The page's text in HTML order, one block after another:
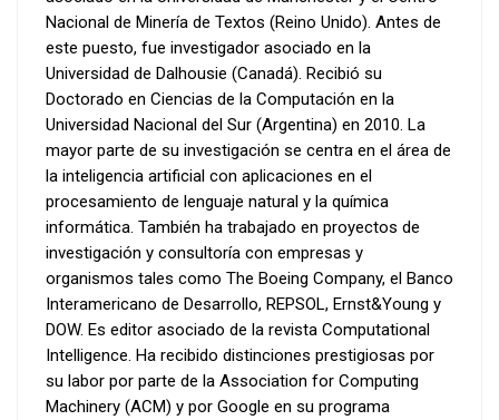
Nacional de Minería de Textos (Reino Unido). Antes de
este puesto, fue investigador asociado en la
Universidad de Dalhousie (Canadá). Recibió su
Doctorado en Ciencias de la Computación en la
Universidad Nacional del Sur (Argentina) en 2010. La
mayor parte de su investigación se centra en el área de
la inteligencia artificial con aplicaciones en el
procesamiento de lenguaje natural y la química
informática. También ha trabajado en proyectos de
investigación y consultoría con empresas y
organismos tales como The Boeing Company, el Banco
Interamericano de Desarrollo, REPSOL, Ernst&Young y
DOW. Es editor asociado de la revista Computational
Intelligence. Ha recibido distinciones prestigiosas por
su labor por parte de la Association for Computing
Machinery (ACM) y por Google en su programa